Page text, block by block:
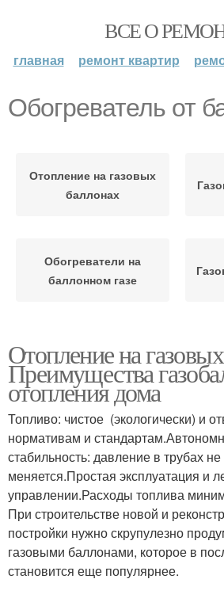
ВСЕ О
главная ремонт квартир
Обогреватель от
Отопление на газовых
баллонах
Обогреватели на
баллонном газе
Обогреватель для дачи
Газовые баллоны
Керамические
обогреватели
Отопление на
Преимущества
отопления дома
Топливо: чистое (экологически) и
нормативам и
стабильность: давление в трубах не
меняется.Простая эксплуатация и
управлении.Расходы топлива
При строительстве новой и
постройки нужно скрупулезно
газовыми баллонами, которое в
становится еще популярнее.